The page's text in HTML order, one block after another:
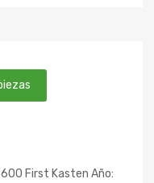
600 First Kasten Año: